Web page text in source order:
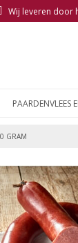
Wij leveren door
PAARDENVLEES
GRAM